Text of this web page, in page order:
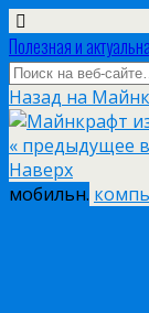
Полезная и
Назад на
« предыдущее
Наверх
мобильн.